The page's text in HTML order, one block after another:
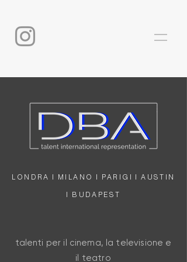
LONDRA I MILANO I PARIGI I AUSTIN
I BUDAPEST
talenti per il cinema, la televisione e
il teatro